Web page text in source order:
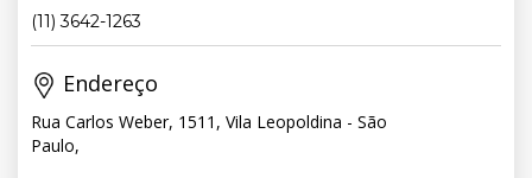
(11) 3642-1263
Endereço
Rua Carlos Weber, 1511, Vila Leopoldina - São
Paulo,